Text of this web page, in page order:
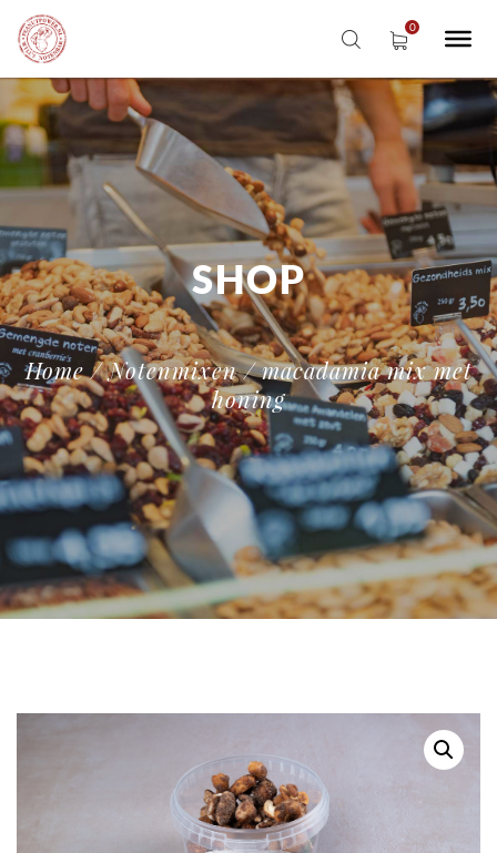
SHOP
Home/Notenmixen/ macadamia mix met
honing